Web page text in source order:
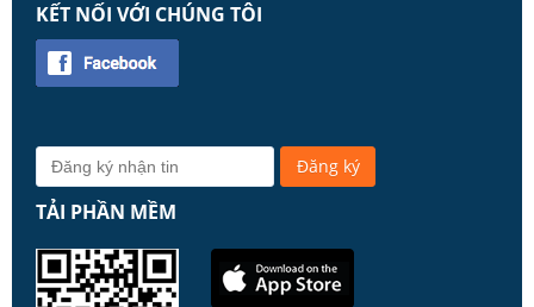
KẾT NỐI VỚI CHÚNG TÔI
TẢI PHẦN MỀM